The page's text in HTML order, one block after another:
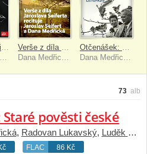
Örkény: Kočičí hra.
Dana Medřická, Vlasta Fabianová, Miroslav Doležal
Verše z díla Jaroslava Seiferta recituje Jaroslav Seifert a Dana Medřická
Dana Medřická, Jaroslav Seifert
Otčenášek: Romeo a Julie na konci listopadu
Dana Medřická, Karel Höger
73 alb
Staré pověsti české
, Radovan Lukavský, Luděk Munzar
FLAC 86 Kč